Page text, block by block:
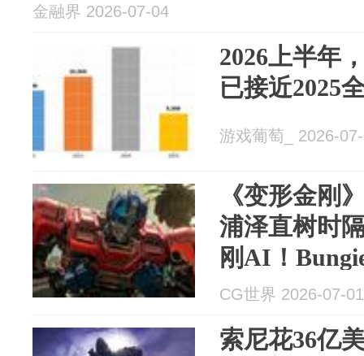
金融界 2026-07-04
2026上半年
已接近2025
游戏葡萄_ 2026-
《变形金刚
浦泽直树时
刚AI！
掉“亲爹”创
CG世界 2026-07-01
索尼花36亿